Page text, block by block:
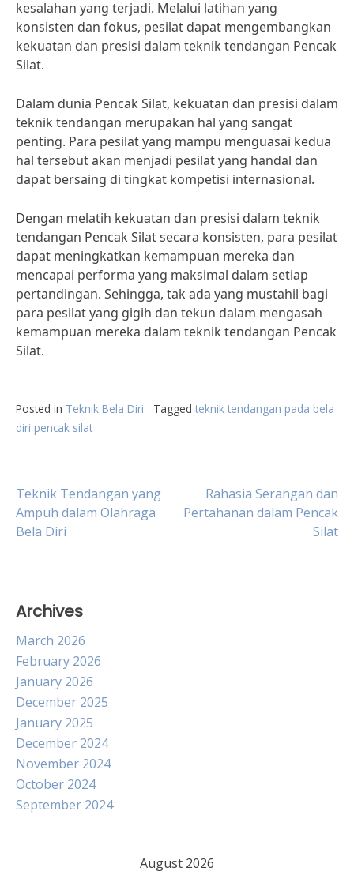
kesalahan yang terjadi. Melalui latihan yang
konsisten dan fokus, pesilat dapat mengembangkan
kekuatan dan presisi dalam teknik tendangan Pencak
Silat.
Dalam dunia Pencak Silat, kekuatan dan presisi dalam
teknik tendangan merupakan hal yang sangat
penting. Para pesilat yang mampu menguasai kedua
hal tersebut akan menjadi pesilat yang handal dan
dapat bersaing di tingkat kompetisi internasional.
Dengan melatih kekuatan dan presisi dalam teknik
tendangan Pencak Silat secara konsisten, para pesilat
dapat meningkatkan kemampuan mereka dan
mencapai performa yang maksimal dalam setiap
pertandingan. Sehingga, tak ada yang mustahil bagi
para pesilat yang gigih dan tekun dalam mengasah
kemampuan mereka dalam teknik tendangan Pencak
Silat.
Posted in Teknik Bela Diri Tagged teknik tendangan pada bela
diri pencak silat
Post
navigation
Teknik Tendangan yang
Ampuh dalam Olahraga
Bela Diri
Rahasia Serangan dan
Pertahanan dalam Pencak
Silat
Archives
March 2026
February 2026
January 2026
December 2025
January 2025
December 2024
November 2024
October 2024
September 2024
August 2026